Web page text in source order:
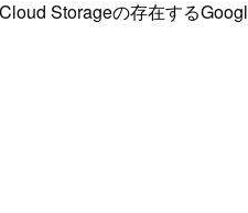
Storageの存在する